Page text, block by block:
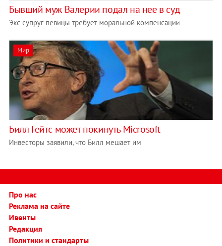
Бывший муж Валерии подал на нее в суд
Экс-супруг певицы требует моральной компенсации
Мир
Билл Гейтс может покинуть Microsoft
Инвесторы заявили, что Билл мешает им
Про нас
Реклама на сайте
Ивенты
Редакция
Политики и стандарты